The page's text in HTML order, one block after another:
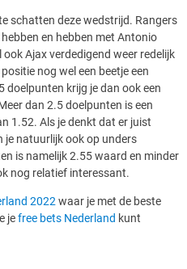
schatten deze wedstrijd. Rangers
hebben en hebben met Antonio
Ajax verdedigend weer redelijk
nog wel een beetje een
doelpunten krijg je dan ook een
dan 2.5 doelpunten is een
1.52. Als je denkt dat er juist
je natuurlijk ook op unders
is namelijk 2.55 waard en minder
nog relatief interessant.
2022 waar je met de beste
jefree bets Nederland kunt